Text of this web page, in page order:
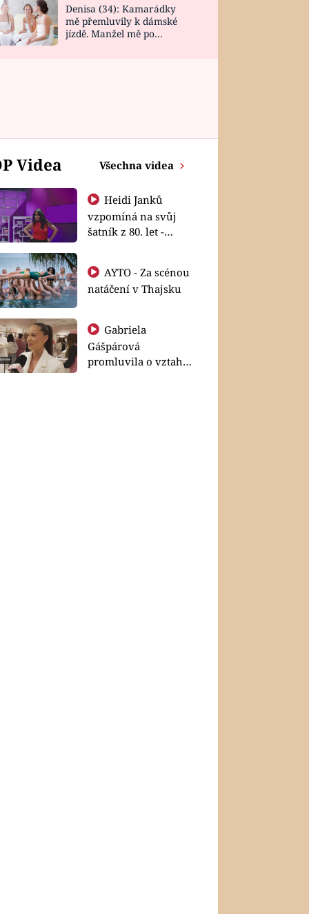
Denisa (34): Kamarádky
mě přemluvily k dámské
jízdě. Manžel mě po
Videa Všechna videa
Heidi Janků
vzpomíná na svůj
šatník z 80. let -
natáčení v Thajsku
Gabriela
Gášpárová
promluvila o vztahu